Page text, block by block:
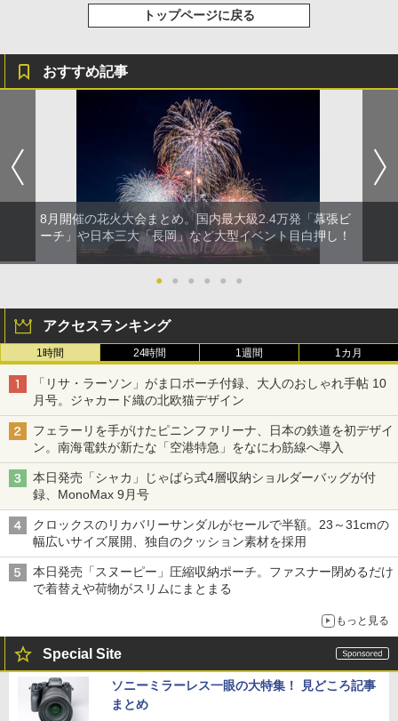
トップページに戻る
おすすめ記事
8月開催の花火大会まとめ。国内最大級2.4万発「幕張ビ
ーチ」や日本三大「長岡」など大型イベント目白押し！
● ● ● ● ● ●
アクセスランキング
1時間 24時間 1週間 1カ月
「リサ・ラーソン」がま口ポーチ付録、大人のおしゃれ手帖 10
月号。ジャカード織の北欧猫デザイン
フェラーリを手がけたピニンファリーナ、日本の鉄道を初デザイ
ン。南海電鉄が新たな「空港特急」をなにわ筋線へ導入
本日発売「シャカ」じゃばら式4層収納ショルダーバッグが付
録、MonoMax 9月号
クロックスのリカバリーサンダルがセールで半額。23～31cmの
幅広いサイズ展開、独自のクッション素材を採用
本日発売「スヌーピー」圧縮収納ポーチ。ファスナー閉めるだけ
で着替えや荷物がスリムにまとまる
もっと見る
Special Site
ソニーミラーレス一眼の大特集！ 見どころ記事
まとめ